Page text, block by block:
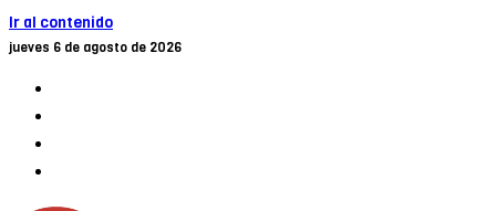
Ir al contenido
jueves 6 de agosto de 2026